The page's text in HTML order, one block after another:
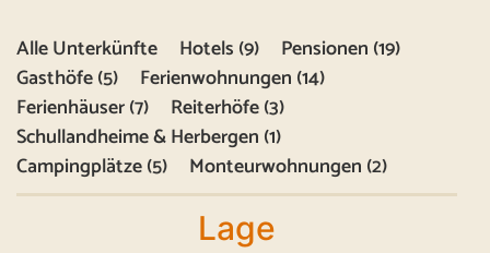
Alle Unterkünfte Hotels (9)
Pensionen (19)
Gasthöfe (5)
Ferienwohnungen (14)
Ferienhäuser (7)
Reiterhöfe (3)
Schullandheime & Herbergen (1)
Campingplätze (5)
Monteurwohnungen (2)
Lage